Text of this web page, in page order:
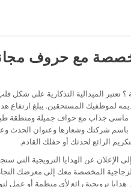
مع حروف
تعتبر الميدالية التذكارية على شكل قلب
لموظفيك المستحقين. يبلغ ارتفاع هذه
بشكل ماسي جذاب مع حواف جميلة ومنطقة
باسم شركتك وشعارها وعنوان الحدث
الرائع لحدثك أو حفلك القادم.
الإعلان عن الهدايا الترويجية التي
المخصصة معك إلى معرضك
هدايا ترويجية رائع لأي منظمة أو عمل